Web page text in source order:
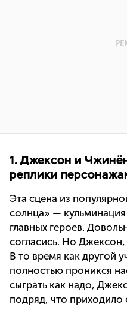
1. Джексон и
реплики
Эта сцена из
солнца» —
главных героев.
согласись. Но
В то время как другой
полностью проникся
сыграть как надо,
подряд, что